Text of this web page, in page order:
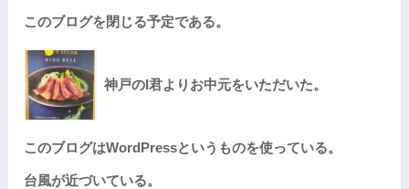
このブログを閉じる予定である。
神戸のI君よりお中元をいただいた。
このブログはWordPressというものを使っている。
台風が近づいている。